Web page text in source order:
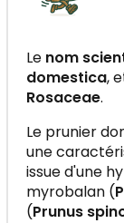
Le nom
domestica,
Rosaceae.
Le prunier
une
issue d'une
myrobalan (
(Prunus